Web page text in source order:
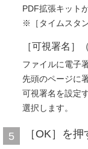
PDF拡張キット
※［タイムスタ
［可視署名］
ファイルに電子
先頭のページに
可視署名を設定
選択します。
5 ［OK］を押